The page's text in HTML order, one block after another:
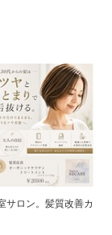
サロン。髪質改善カ